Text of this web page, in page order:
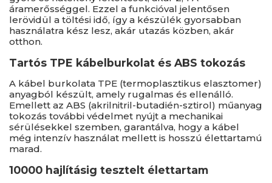
áramerősséggel. Ezzel a funkcióval jelentősen
lerövidül a töltési idő, így a készülék gyorsabban
használatra kész lesz, akár utazás közben, akár
otthon.
Tartós TPE kábelburkolat és ABS tokozás
A kábel burkolata TPE (termoplasztikus elasztomer)
anyagból készült, amely rugalmas és ellenálló.
Emellett az ABS (akrilnitril-butadién-sztirol) műanyag
tokozás további védelmet nyújt a mechanikai
sérülésekkel szemben, garantálva, hogy a kábel
még intenzív használat mellett is hosszú élettartamú
marad.
10000 hajlításig tesztelt élettartam